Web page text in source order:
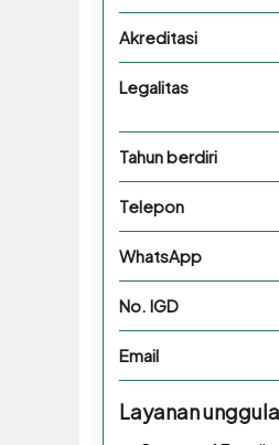
Akreditasi
Legalitas
Tahun berdiri
Telepon
WhatsApp
No. IGD
Email
Layanan